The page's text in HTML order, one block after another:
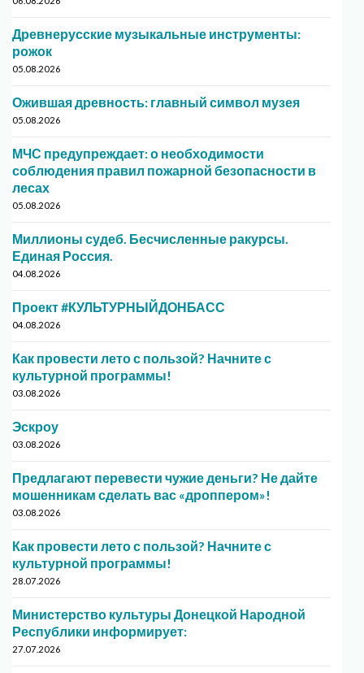
Древнерусские музыкальные инструменты:
рожок
05.08.2026
Ожившая древность: главный символ музея
05.08.2026
МЧС предупреждает: о необходимости
соблюдения правил пожарной безопасности в
лесах
05.08.2026
Миллионы судеб. Бесчисленные ракурсы.
Единая Россия.
04.08.2026
Проект #КУЛЬТУРНЫЙДОНБАСС
04.08.2026
Как провести лето с пользой? Начните с
культурной программы!
03.08.2026
Эскроу
03.08.2026
Предлагают перевести чужие деньги? Не дайте
мошенникам сделать вас «дроппером»!
03.08.2026
Как провести лето с пользой? Начните с
культурной программы!
28.07.2026
Министерство культуры Донецкой Народной
Республики информирует:
27.07.2026